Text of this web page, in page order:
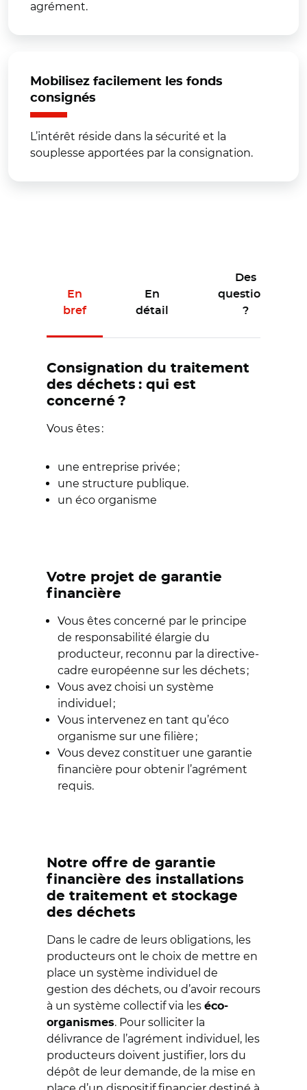
agrément.
Mobilisez facilement les fonds
consignés
L’intérêt réside dans la sécurité et la
souplesse apportées par la consignation.
En
bref
En
détail
Des
questions
?
Consignation du traitement
des déchets : qui est
concerné ?
Vous êtes :
une entreprise privée ;
une structure publique.
un éco organisme
Votre projet de garantie
financière
Vous êtes concerné par le principe
de responsabilité élargie du
producteur, reconnu par la directive-
cadre européenne sur les déchets ;
Vous avez choisi un système
individuel ;
Vous intervenez en tant qu’éco
organisme sur une filière ;
Vous devez constituer une garantie
financière pour obtenir l’agrément
requis.
Notre offre de garantie
financière des installations
de traitement et stockage
des déchets
Dans le cadre de leurs obligations, les
producteurs ont le choix de mettre en
place un système individuel de
gestion des déchets, ou d’avoir recours
à un système collectif via les éco-
organismes. Pour solliciter la
délivrance de l’agrément individuel, les
producteurs doivent justifier, lors du
dépôt de leur demande, de la mise en